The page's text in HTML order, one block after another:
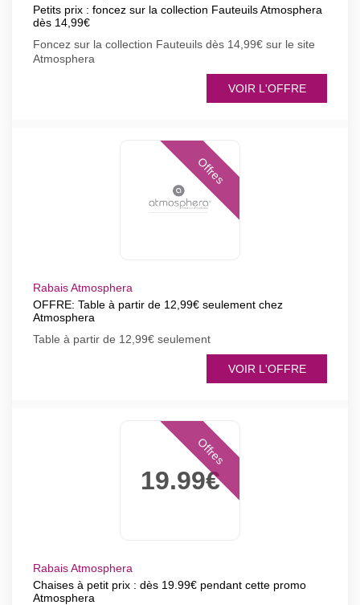
Petits prix : foncez sur la collection Fauteuils Atmosphera
dès 14,99€
Foncez sur la collection Fauteuils dès 14,99€ sur le site
Atmosphera
VOIR L'OFFRE
Offres
Rabais Atmosphera
OFFRE: Table à partir de 12,99€ seulement chez
Atmosphera
Table à partir de 12,99€ seulement
VOIR L'OFFRE
19.99€
Offres
Rabais Atmosphera
Chaises à petit prix : dès 19.99€ pendant cette promo
Atmosphera